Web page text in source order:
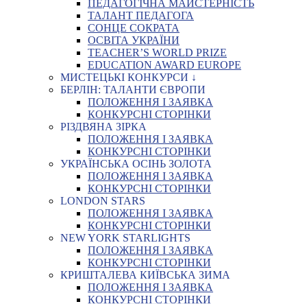
ПЕДАГОГІЧНА МАЙСТЕРНІСТЬ
ТАЛАНТ ПЕДАГОГА
СОНЦЕ СОКРАТА
ОСВІТА УКРАЇНИ
TEACHER’S WORLD PRIZE
EDUCATION AWARD EUROPE
МИСТЕЦЬКІ КОНКУРСИ ↓
БЕРЛІН: ТАЛАНТИ ЄВРОПИ
ПОЛОЖЕННЯ І ЗАЯВКА
КОНКУРСНІ СТОРІНКИ
РІЗДВЯНА ЗІРКА
ПОЛОЖЕННЯ І ЗАЯВКА
КОНКУРСНІ СТОРІНКИ
УКРАЇНСЬКА ОСІНЬ ЗОЛОТА
ПОЛОЖЕННЯ І ЗАЯВКА
КОНКУРСНІ СТОРІНКИ
LONDON STARS
ПОЛОЖЕННЯ І ЗАЯВКА
КОНКУРСНІ СТОРІНКИ
NEW YORK STARLIGHTS
ПОЛОЖЕННЯ І ЗАЯВКА
КОНКУРСНІ СТОРІНКИ
КРИШТАЛЕВА КИЇВСЬКА ЗИМА
ПОЛОЖЕННЯ І ЗАЯВКА
КОНКУРСНІ СТОРІНКИ